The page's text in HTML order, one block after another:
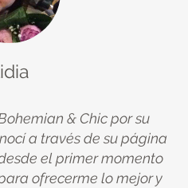
& Chic por su
a través de su página
el primer momento
ofrecerme lo mejor y